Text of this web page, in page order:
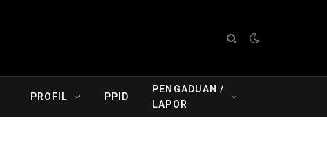
PROFIL PPID
PENGADUAN /
LAPOR